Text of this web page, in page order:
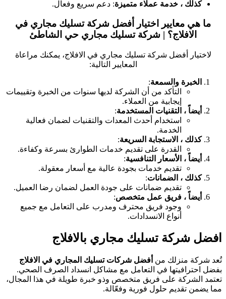
كذلك ، خدمة عملاء متميزة: دعم سريع وفعال.
ما هي معايير اختيار أفضل شركة تسليك مجاري في
الافلاج؟ | شركة تسليك مجاري حي الشاطئ
لاختيار أفضل شركة تسليك مجاري في الافلاج، يمكنك مراعاة
المعايير التالية:
الخبرة والسمعة:
التأكد من أن الشركة لديها سنوات من الخبرة وتقييمات
إيجابية من العملاء.
أيضاً ، التقنيات المستخدمة:
استخدام أحدث المعدات والتقنيات لضمان فعالية
الخدمة.
كذلك ، الاستجابة السريعة:
القدرة على تقديم خدمات الطوارئ بسرعة وكفاءة.
أيضاً ، الأسعار التنافسية:
تقديم خدمات بجودة عالية مع أسعار معقولة.
كذلك ، الضمانات:
تقديم ضمانات على جودة العمل لضمان رضا العميل.
أيضاً ، فريق عمل متخصص:
وجود فريق محترف ومدرب على التعامل مع جميع
أنواع الانسدادات.
افضل شركة تسليك مجاري بالافلاج
تُعد شركة منزلك من أفضل شركات تسليك المجاري في الافلاج
بفضل احترافيتها في التعامل مع مشاكل انسداد الصرف الصحي.
تعتمد الشركة على فريق متخصص وذو خبرة طويلة في هذا المجال،
مما يضمن تقديم حلول فورية وفعّالة.